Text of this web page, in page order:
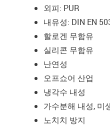
외피: PUR
내유성: DIN EN
할로겐 무함유
실리콘 무함유
난연성
오프쇼어 산업
냉각수 내성
가수분해 내성, 미
노치치 방지